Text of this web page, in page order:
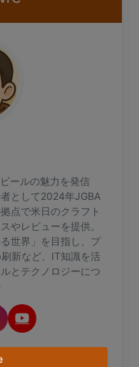
ールの魅力を発信
として2024年JGBA
点で米日のクラフト
やレビューを提供。
世界」を目指し、プ
新など、IT知識を活
とテクノロジーにつ